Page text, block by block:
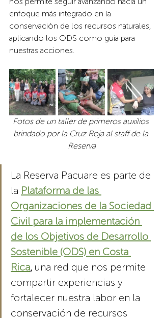
enfoque más integrado en la
conservación de los recursos naturales,
aplicando los ODS como guía para
nuestras acciones.
Fotos de un taller de primeros auxilios
brindado por la Cruz Roja al staff de la
Reserva
La Reserva Pacuare es parte de
la Plataforma de las
Organizaciones de la Sociedad
Civil para la implementación
de los Objetivos de Desarrollo
Sostenible (ODS) en Costa
Rica, una red que nos permite
compartir experiencias y
fortalecer nuestra labor en la
conservación de recursos